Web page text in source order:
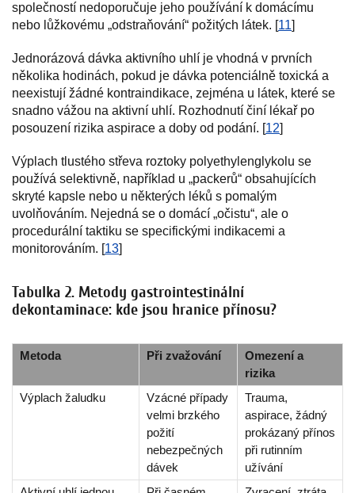
společností nedoporučuje jeho používání k domácímu
nebo lůžkovému „odstraňování“ požitých látek. [11]
Jednorázová dávka aktivního uhlí je vhodná v prvních
několika hodinách, pokud je dávka potenciálně toxická a
neexistují žádné kontraindikace, zejména u látek, které se
snadno vážou na aktivní uhlí. Rozhodnutí činí lékař po
posouzení rizika aspirace a doby od podání. [12]
Výplach tlustého střeva roztoky polyethylenglykolu se
používá selektivně, například u „packerů“ obsahujících
skryté kapsle nebo u některých léků s pomalým
uvolňováním. Nejedná se o domácí „očistu“, ale o
procedurální taktiku se specifickými indikacemi a
monitorováním. [13]
Tabulka 2. Metody gastrointestinální
dekontaminace: kde jsou hranice přínosu?
Metoda Při zvažování
Omezení a
rizika
Výplach žaludku
Vzácné případy
velmi brzkého
požití
nebezpečných
dávek
Trauma,
aspirace, žádný
prokázaný přínos
při rutinním
užívání